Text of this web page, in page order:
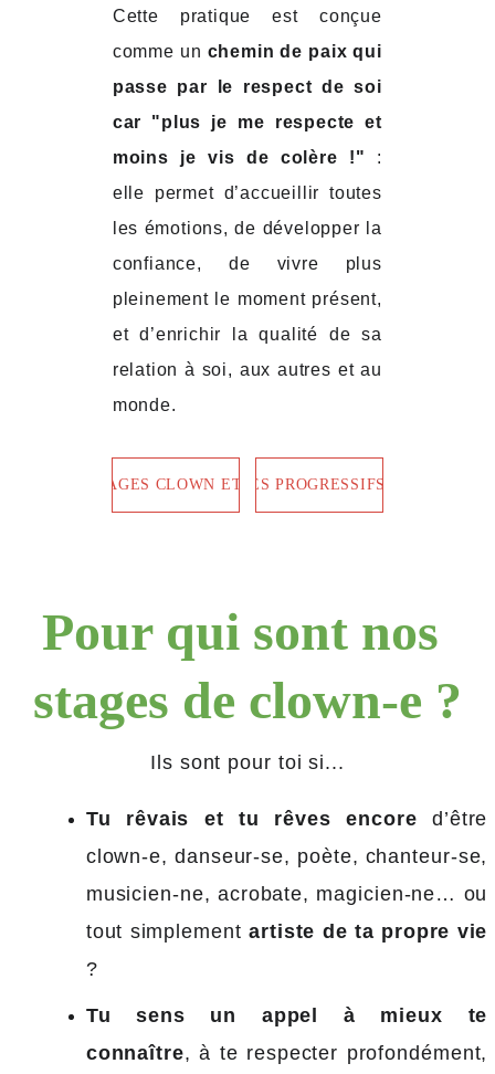
Cette pratique est conçue
comme un chemin de paix qui
passe par le respect de soi
car "plus je me respecte et
moins je vis de colère !" :
elle permet d’accueillir toutes
les émotions, de développer la
confiance, de vivre plus
pleinement le moment présent,
et d’enrichir la qualité de sa
relation à soi, aux autres et au
monde.
NOS STAGES PROGRESSIFS DU 1 AU 8
NOS STAGES CLOWN ET DANSE
Pour qui sont nos
stages de clown-e ?
Ils sont pour toi si...
Tu rêvais et tu rêves encore d’être
clown-e, danseur-se, poète, chanteur-se,
musicien-ne, acrobate, magicien-ne… ou
tout simplement artiste de ta propre vie
?
Tu sens un appel à mieux te
connaître, à te respecter profondément,